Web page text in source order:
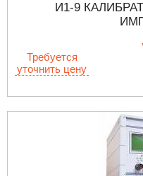
И1-9
Требуется
уточнить цену